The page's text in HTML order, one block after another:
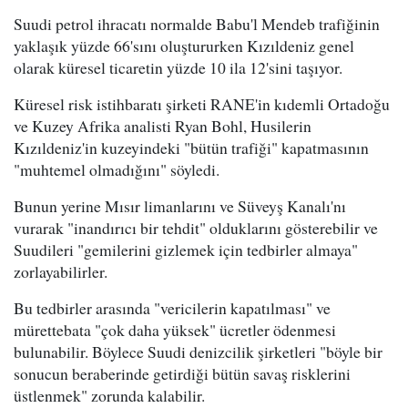
Suudi petrol ihracatı normalde Babu'l Mendeb trafiğinin
yaklaşık yüzde 66'sını oluştururken Kızıldeniz genel
olarak küresel ticaretin yüzde 10 ila 12'sini taşıyor.
Küresel risk istihbaratı şirketi RANE'in kıdemli Ortadoğu
ve Kuzey Afrika analisti Ryan Bohl, Husilerin
Kızıldeniz'in kuzeyindeki "bütün trafiği" kapatmasının
"muhtemel olmadığını" söyledi.
Bunun yerine Mısır limanlarını ve Süveyş Kanalı'nı
vurarak "inandırıcı bir tehdit" olduklarını gösterebilir ve
Suudileri "gemilerini gizlemek için tedbirler almaya"
zorlayabilirler.
Bu tedbirler arasında "vericilerin kapatılması" ve
mürettebata "çok daha yüksek" ücretler ödenmesi
bulunabilir. Böylece Suudi denizcilik şirketleri "böyle bir
sonucun beraberinde getirdiği bütün savaş risklerini
üstlenmek" zorunda kalabilir.